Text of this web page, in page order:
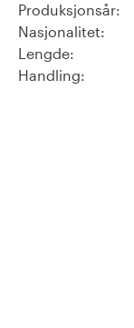
Produksjonsår:
Nasjonalitet:
Lengde:
Handling: